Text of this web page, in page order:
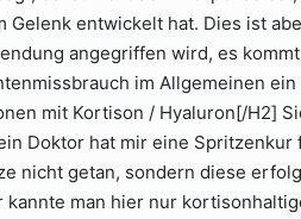
Gelenk entwickelt hat. Dies ist
angegriffen wird, es
im Allgemeinen
mit Kortison / Hyaluron[/H2]
Doktor hat mir eine
nicht getan, sondern diese
kannte man hier nur